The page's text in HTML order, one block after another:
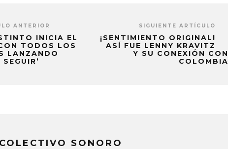
ANTERIOR
INICIA EL
TODOS LOS
LANZANDO
SEGUIR’
SIGUIENTE ARTÍCULO
¡SENTIMIENTO ORIGINAL!
ASÍ FUE LENNY KRAVITZ
Y SU CONEXIÓN CON
COLOMBIA
COLECTIVO SONORO